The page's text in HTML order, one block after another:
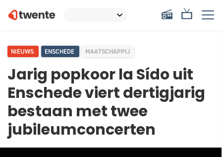
NIEUWS ENSCHEDE MAATSCHAPPIJ
Jarig popkoor la Sído uit
Enschede viert dertigjarig
bestaan met twee
jubileumconcerten